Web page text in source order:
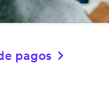
pagos